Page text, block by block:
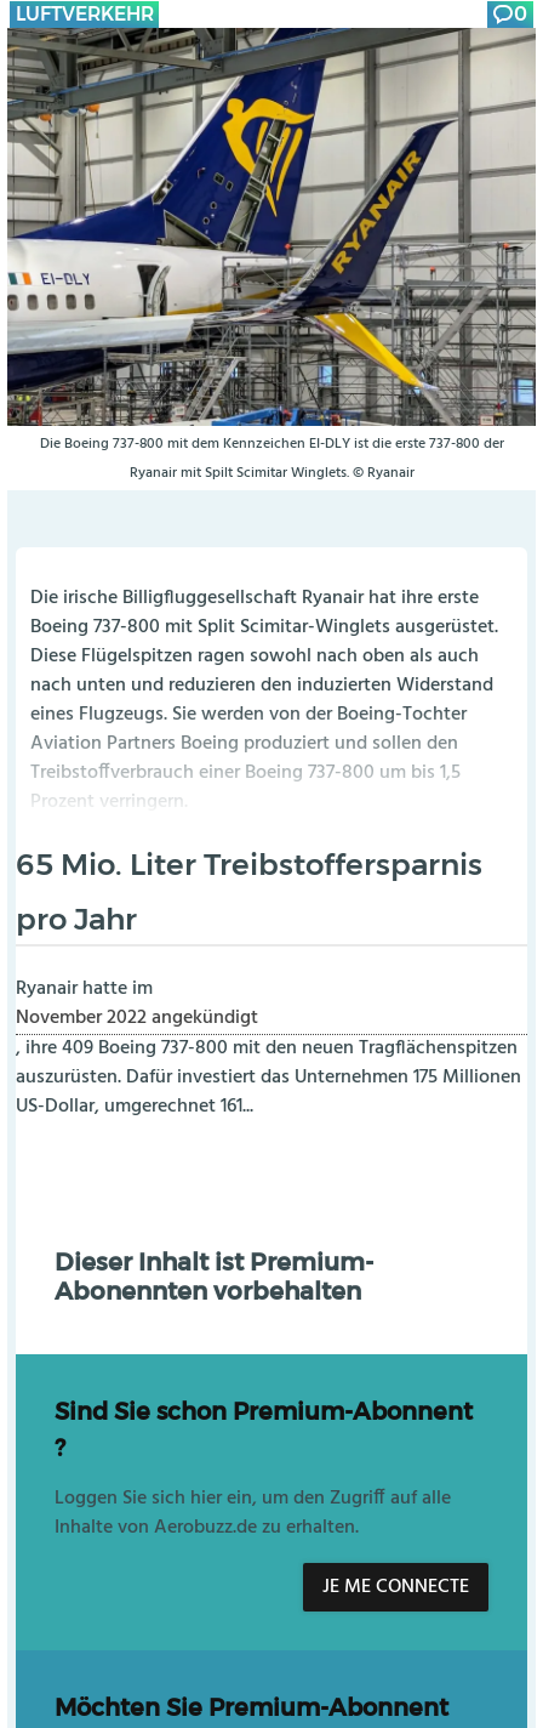
LUFTVERKEHR 0
Die Boeing 737-800 mit dem Kennzeichen EI-DLY ist die erste 737-800 der
Ryanair mit Spilt Scimitar Winglets. © Ryanair
Die irische Billigfluggesellschaft Ryanair hat ihre erste
Boeing 737-800 mit Split Scimitar-Winglets ausgerüstet.
Diese Flügelspitzen ragen sowohl nach oben als auch
nach unten und reduzieren den induzierten Widerstand
eines Flugzeugs. Sie werden von der Boeing-Tochter
Aviation Partners Boeing produziert und sollen den
Treibstoffverbrauch einer Boeing 737-800 um bis 1,5
Prozent verringern.
65 Mio. Liter Treibstoffersparnis
pro Jahr
Ryanair hatte im
November 2022 angekündigt
, ihre 409 Boeing 737-800 mit den neuen Tragflächenspitzen
auszurüsten. Dafür investiert das Unternehmen 175 Millionen
US-Dollar, umgerechnet 161...
Dieser Inhalt ist Premium-
Abonennten vorbehalten
Sind Sie schon Premium-Abonnent
?
Loggen Sie sich hier ein, um den Zugriff auf alle
Inhalte von Aerobuzz.de zu erhalten.
JE ME CONNECTE
Möchten Sie Premium-Abonnent